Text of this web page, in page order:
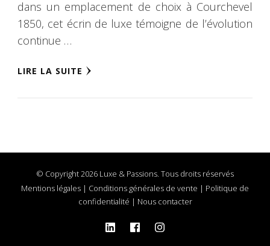
dans un emplacement de choix à Courchevel
1850, cet écrin de luxe témoigne de l’évolution
continue …
LIRE LA SUITE
© Copyright 2026 Luxe & Passions. Tous droits réservés
Mentions légales | Conditions générales de vente | Politique de
confidentialité | Nous contacter